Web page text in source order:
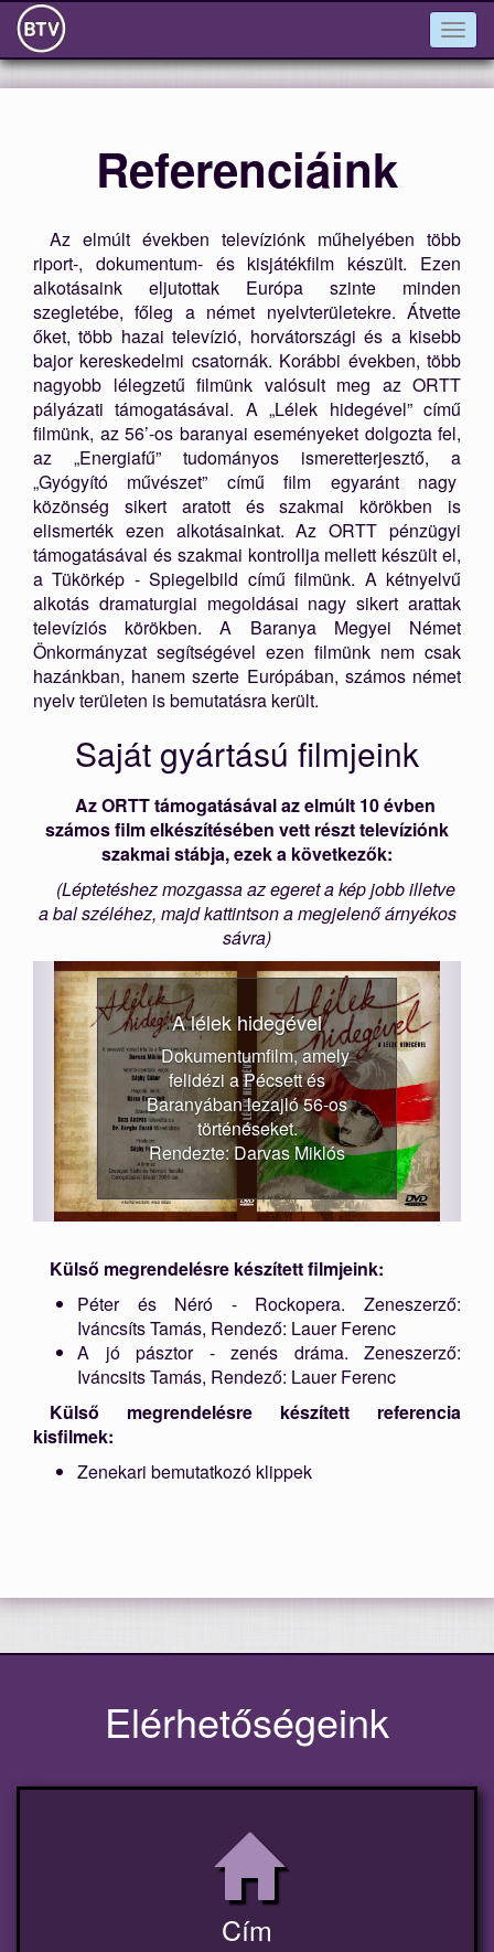
Referenciáink
Az elmúlt években televíziónk műhelyében több
riport-, dokumentum- és kisjátékfilm készült. Ezen
alkotásaink eljutottak Európa szinte minden
szegletébe, főleg a német nyelvterületekre. Átvette
őket, több hazai televízió, horvátországi és a kisebb
bajor kereskedelmi csatornák. Korábbi években, több
nagyobb lélegzetű filmünk valósult meg az ORTT
pályázati támogatásával. A „Lélek hidegével” című
filmünk, az 56’-os baranyai eseményeket dolgozta fel,
az „Energiafű” tudományos ismeretterjesztő, a
„Gyógyító művészet” című film egyaránt nagy
közönség sikert aratott és szakmai körökben is
elismerték ezen alkotásainkat. Az ORTT pénzügyi
támogatásával és szakmai kontrollja mellett készült el,
a Tükörkép - Spiegelbild című filmünk. A kétnyelvű
alkotás dramaturgiai megoldásai nagy sikert arattak
televíziós körökben. A Baranya Megyei Német
Önkormányzat segítségével ezen filmünk nem csak
hazánkban, hanem szerte Európában, számos német
nyelv területen is bemutatásra került.
Saját gyártású filmjeink
Az ORTT támogatásával az elmúlt 10 évben
számos film elkészítésében vett részt televíziónk
szakmai stábja, ezek a következők:
(Léptetéshez mozgassa az egeret a kép jobb illetve
a bal széléhez, majd kattintson a megjelenő árnyékos
sávra)
A lélek hidegével
Dokumentumfilm, amely
felidézi a Pécsett és
Baranyában lezajló 56-os
történéseket.
Rendezte: Darvas Miklós
Előző
Külső megrendelésre készített filmjeink:
Péter és Néró - Rockopera. Zeneszerző:
Iváncsíts Tamás, Rendező: Lauer Ferenc
A jó pásztor - zenés dráma. Zeneszerző:
Iváncsits Tamás, Rendező: Lauer Ferenc
Külső megrendelésre készített referencia
kisfilmek:
Zenekari bemutatkozó klippek
Elérhetőségeink
Cím